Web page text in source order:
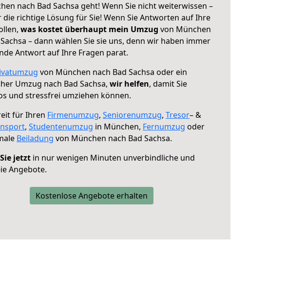
nach Bad Sachsa geht! Wenn Sie nicht weiterwissen –
die richtige Lösung für Sie! Wenn Sie Antworten auf Ihre
was kostet überhaupt mein Umzug von München
– dann wählen Sie sie uns, denn wir haben immer
Antwort auf Ihre Fragen parat.
von München nach Bad Sachsa oder ein
Umzug nach Bad Sachsa, wir helfen, damit Sie
und stressfrei umziehen können.
für Ihren Firmenumzug, Seniorenumzug, Tresor– &
, Studentenumzug in München, Fernumzug oder
Beiladung von München nach Bad Sachsa.
jetzt in nur wenigen Minuten unverbindliche und
Angebote.
Kostenlose Angebote erhalten